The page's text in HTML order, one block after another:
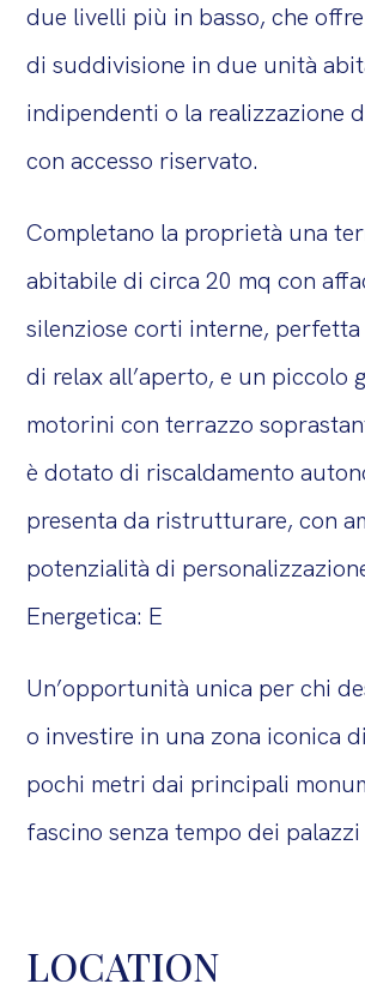
due livelli più in basso, che
di suddivisione in due unità
indipendenti o la realizzazione
con accesso riservato.
Completano la proprietà una
abitabile di circa 20 mq con
silenziose corti interne,
di relax all’aperto, e un piccolo
motorini con terrazzo
è dotato di riscaldamento
presenta da ristrutturare, con
potenzialità di
Energetica: E
Un’opportunità unica per chi
o investire in una zona iconica
pochi metri dai principali
fascino senza tempo dei
LOCATION